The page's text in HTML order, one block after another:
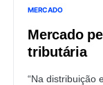
MERCADO
Mercado
tributária
“Na distribuição